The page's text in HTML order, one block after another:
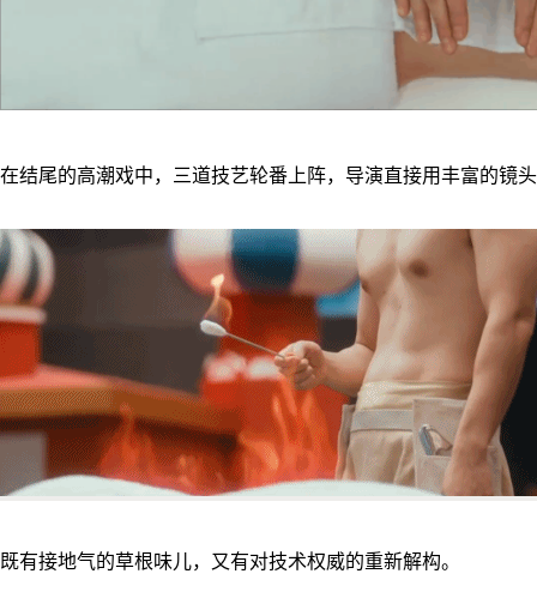
在结尾的高潮戏中，三道技艺轮番上阵，导演直接用丰富的镜
既有接地气的草根味儿，又有对技术权威的重新解构。